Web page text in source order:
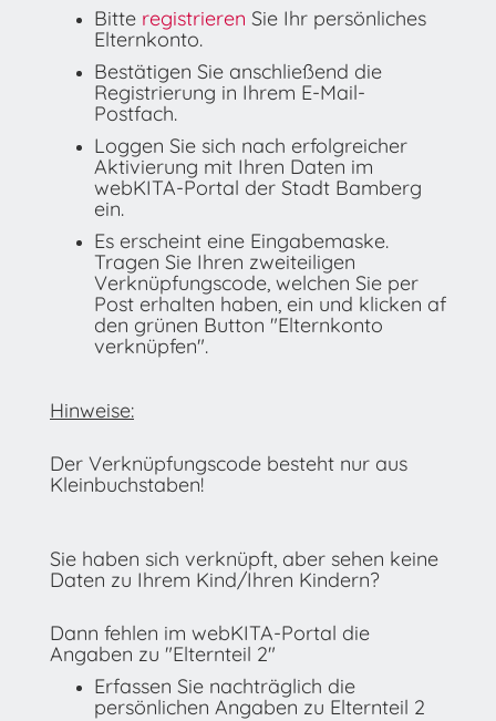
Bitte registrieren Sie Ihr persönliches
Elternkonto.
Bestätigen Sie anschließend die
Registrierung in Ihrem E-Mail-
Postfach.
Loggen Sie sich nach erfolgreicher
Aktivierung mit Ihren Daten im
webKITA-Portal der Stadt Bamberg
ein.
Es erscheint eine Eingabemaske.
Tragen Sie Ihren zweiteiligen
Verknüpfungscode, welchen Sie per
Post erhalten haben, ein und klicken af
den grünen Button "Elternkonto
verknüpfen".
Hinweise:
Der Verknüpfungscode besteht nur aus
Kleinbuchstaben!
Sie haben sich verknüpft, aber sehen keine
Daten zu Ihrem Kind/Ihren Kindern?
Dann fehlen im webKITA-Portal die
Angaben zu "Elternteil 2"
Erfassen Sie nachträglich die
persönlichen Angaben zu Elternteil 2